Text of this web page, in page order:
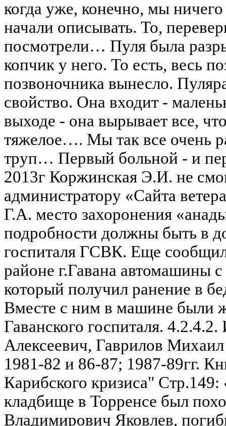
когда уже, конечно, мы
начали описывать. То,
посмотрели… Пуля была
копчик у него. То есть, весь
позвоночника вынесло.
свойство. Она входит -
выходе - она вырывает все,
тяжелое…. Мы так все очень
труп… Первый больной - и
2013г Коржинская Э.И. не
администратору «Сайта
Г.А. место захоронения
подробности должны быть в
госпиталя ГСВК. Еще
районе г.Гавана автомашины
который получил ранение в
Вместе с ним в машине были
Гаванского госпиталя.
Алексеевич, Гаврилов
1981-82 и 86-87; 1987-89гг.
Карибского кризиса"
кладбище в Торренсе был
Владимирович Яковлев,